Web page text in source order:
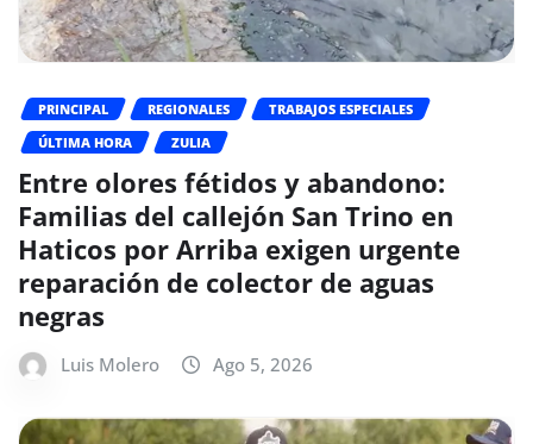
PRINCIPAL REGIONALES
TRABAJOS ESPECIALES
ÚLTIMA HORA
ZULIA
Entre olores fétidos y abandono:
Familias del callejón San Trino en
Haticos por Arriba exigen urgente
reparación de colector de aguas
negras
Luis Molero Ago 5, 2026